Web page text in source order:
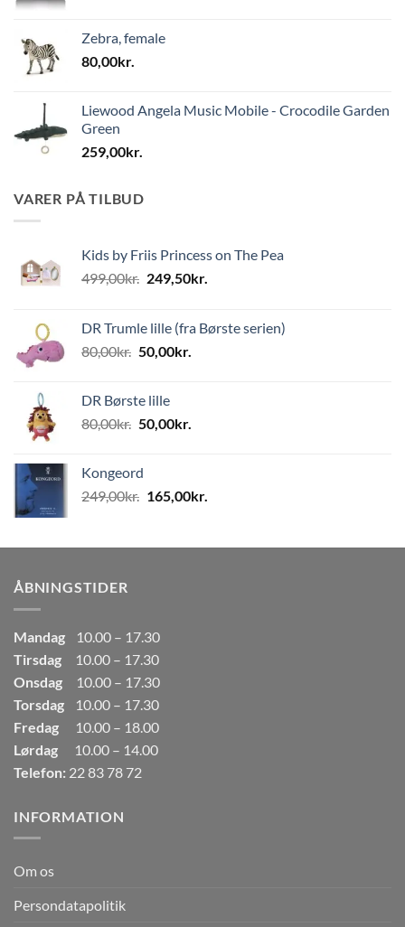
Zebra, female
80,00kr.
Liewood Angela Music Mobile - Crocodile Garden
Green
259,00kr.
VARER PÅ TILBUD
Kids by Friis Princess on The Pea
499,00kr. Den
var:
499,00kr..
249,50kr.
er:
DR Trumle lille (fra Børste serien)
80,00kr. Den
var:
80,00kr..
50,00kr.
50,00kr..
DR Børste lille
80,00kr. Den
var:
80,00kr..
50,00kr.
50,00kr..
Kongeord
249,00kr. Den
var:
165,00kr.
er:
ÅBNINGSTIDER
Mandag
10.00 – 17.30
Tirsdag
10.00 – 17.30
Onsdag
10.00 – 17.30
Torsdag
10.00 – 17.30
Fredag
10.00 – 18.00
Lørdag
10.00 – 14.00
Telefon: 22 83 78 72
INFORMATION
Om os
Persondatapolitik